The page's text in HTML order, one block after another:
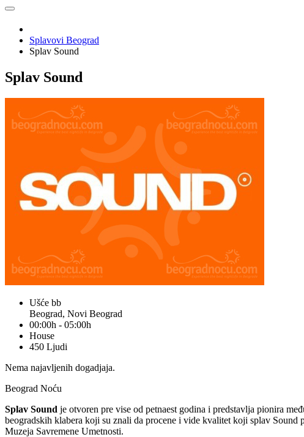
Splavovi Beograd
Splav Sound
Splav Sound
Ušće bb
Beograd, Novi Beograd
00:00h - 05:00h
House
450 Ljudi
Nema najavljenih dogadjaja.
Beograd Noću
Splav Sound je otvoren pre vise od petnaest godina i predstavlja pionira
beogradskih klabera koji su znali da procene i vide kvalitet koji splav
Muzeja Savremene Umetnosti.